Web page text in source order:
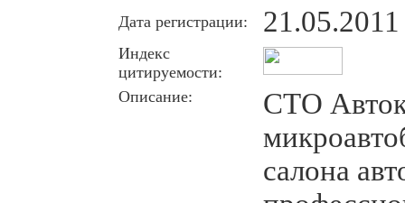
Дата регистрации: 21.05.2011
Индекс
цитируемости:
Описание:
СТО
салона